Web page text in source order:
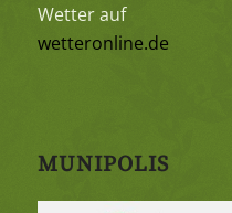
Wetter auf
wetteronline.de
MUNIPOLIS